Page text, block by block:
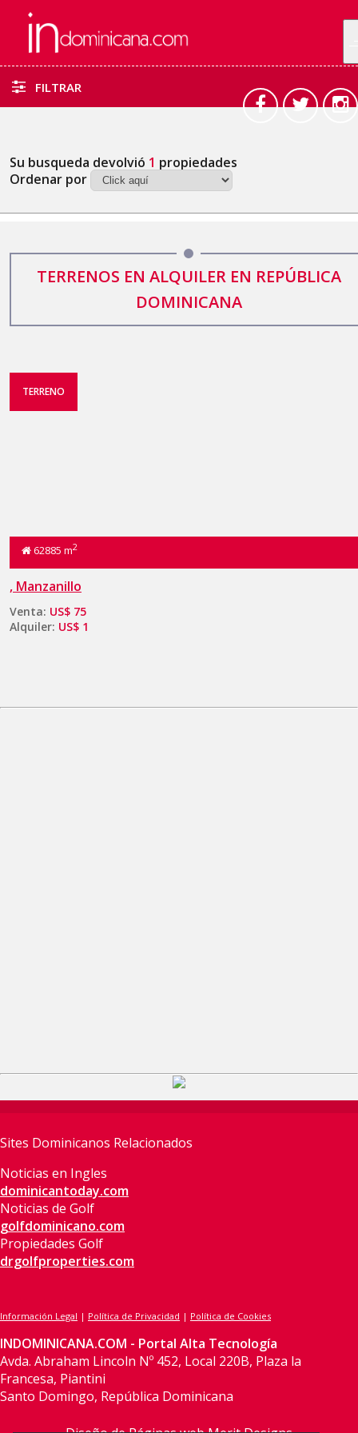
FILTRAR
Su busqueda devolvió 1 propiedades
Ordenar por
TERRENOS EN ALQUILER EN REPÚBLICA
DOMINICANA
TERRENO
62885 m2
, Manzanillo
Venta: US$ 75
Alquiler: US$ 1
Sites Dominicanos Relacionados
Noticias en Ingles
dominicantoday.com
Noticias de Golf
golfdominicano.com
Propiedades Golf
drgolfproperties.com
Información Legal | Política de Privacidad | Política de Cookies
INDOMINICANA.COM - Portal Alta Tecnología
Avda. Abraham Lincoln Nº 452, Local 220B, Plaza la
Francesa, Piantini
Santo Domingo, República Dominicana